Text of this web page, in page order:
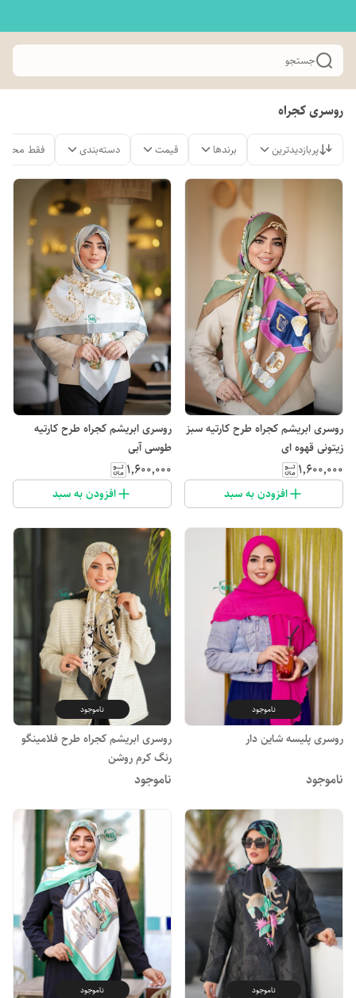
جستجو
روسری کجراه
پربازدیدترین برندها قیمت دسته‌بندی فقط
روسری ابریشم کجراه طرح کارتیه سبز
زیتونی قهوه ای
۱٬۶۰۰٬۰۰۰
افزودن به سبد
روسری ابریشم کجراه طرح کارتیه
طوسی آبی
۱٬۶۰۰٬۰۰۰
افزودن به سبد
ناموجود
روسری پلیسه شاین دار
ناموجود
ناموجود
روسری ابریشم کجراه طرح فلامینگو
رنگ کرم روشن
ناموجود
ناموجود ناموجود